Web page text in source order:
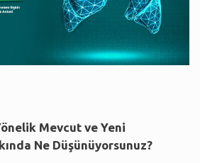
Mevcut ve Yeni
Ne Düşünüyorsunuz?